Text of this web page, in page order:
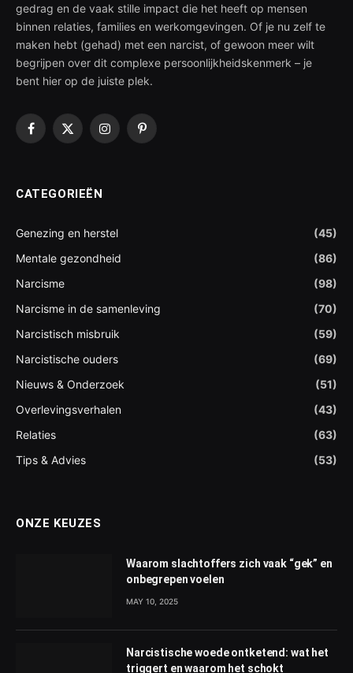
gedrag en de vaak stille impact die het heeft op mensen
binnen relaties, families en werkomgevingen. Of je nu zelf te
maken hebt (gehad) met een narcist, of gewoon meer wilt
begrijpen over dit complexe persoonlijkheidskenmerk – je
bent hier op de juiste plek.
Facebook
X
InstagramPinterest
CATEGORIEËN
Genezing en herstel
(45)
Mentale gezondheid
(86)
Narcisme
(98)
Narcisme in de samenleving
(70)
Narcistisch misbruik
(59)
Narcistische ouders
(69)
Nieuws & Onderzoek
(51)
Overlevingsverhalen
(43)
Relaties
(63)
Tips & Advies
(53)
ONZE KEUZES
Waarom slachtoffers zich vaak “gek” en
onbegrepen voelen
MAY 10, 2025
Narcistische woede ontketend: wat het
triggert en waarom het schokt